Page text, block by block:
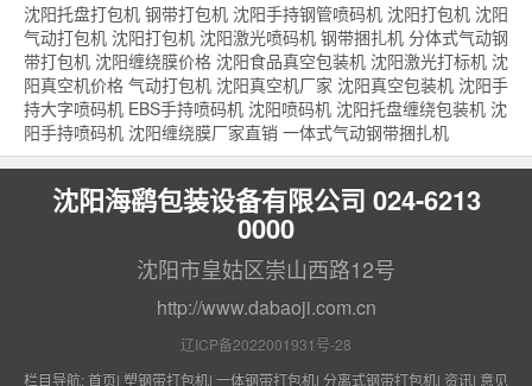
沈阳托盘打包机 钢带打包机 沈阳手持钢管喷码机 沈阳打包机 沈阳
气动打包机 沈阳打包机 沈阳激光喷码机 钢带捆扎机 分体式气动钢
带打包机 沈阳缠绕膜价格 沈阳食品真空包装机 沈阳激光打标机 沈
阳真空机价格 气动打包机 沈阳真空机厂家 沈阳真空包装机 沈阳手
持大字喷码机 EBS手持喷码机 沈阳喷码机 沈阳托盘缠绕包装机 沈
阳手持喷码机 沈阳缠绕膜厂家直销 一体式气动钢带捆扎机
沈阳海鹞包装设备有限公司 024-6213
0000
沈阳市皇姑区崇山西路12号
http://www.dabaoji.com.cn
辽ICP备2022001931号-28
栏目导航:首页| 塑钢带打包机| 一体钢带打包机| 分离式钢带打包机| 资讯| 意见